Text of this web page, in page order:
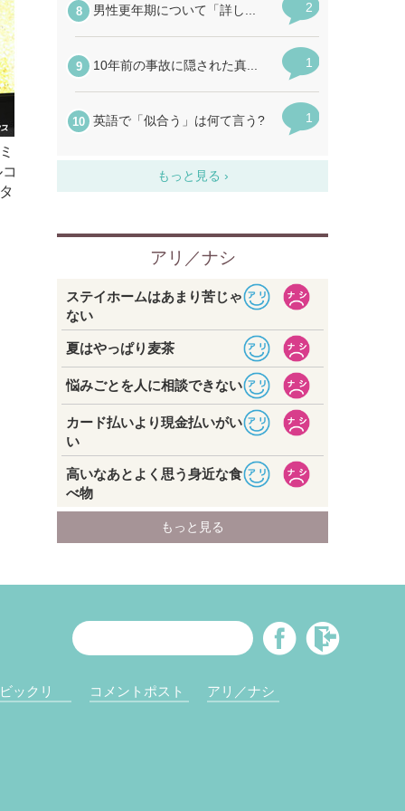
ビックリ コメントポスト アリ／ナシ